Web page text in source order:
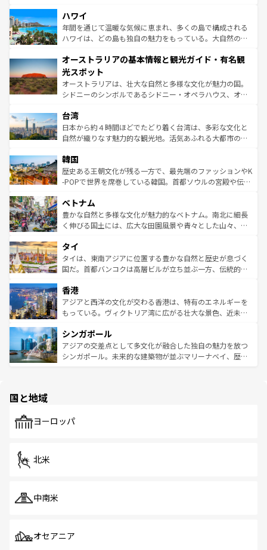
着のスイス情報は
のような巨大都市は、観光、ショッピング、エンターテイ
ンメントが詰まった刺激的なスポットだ。一方、アメリカ
西部には大自然が広がり、グランドキャニオンやイエロー
部のニューオーリンズでは、音楽と美食が融合した独特の
文化が魅力。旅行者はアメリカの各地域で異なる魅力を楽
しみながら、その多様性と豊かな歴史を感じることができ
るだろう。車でのロードトリップや列車の旅も、アメリカ
情報は
ハワイ
年間を通じて温暖な気候に恵まれ、多くの島で構成される
ハワイは、どの島も独自の魅力をもっている。大自然の神
ワイ島は見逃せない。また、定番の観光地といえばオアフ
島だが、静かな自然を求めるならマウイ島やカウアイ島が
おすすめ。エメラルドグリーンに輝く海をはじめ、豊かな
文化や歴史が息づいている。「アロハスピリット」と呼ば
人々、おいしいローカルフードやハワイアンミュージッ
ク、伝統的なフラダンスなど、すべてがハワイの魅力を彩
っている。訪れるたびに新しい発見と感動が待っているハ
はコンテンツ一覧
オーストラリアの基本情報と観光ガイド・有名観
光スポット
オーストラリアは、壮大な自然と多様な文化が魅力の国。
シドニーのシンボルであるシドニー・オペラハウス、オー
リアリーフや大陸中央部にそびえるウルル（エアーズロッ
ク）、タスマニアの美しい原生林やケアンズの熱帯雨林な
ど、見どころがたくさん。また、カフェやワイン、オージ
いる。アクティビティも充実しており、サーフィンやダイ
ビング、ハイキングなど、アウトドア好きにはたまらな
い。オーストラリアの多彩な魅力を存分に味わいつくそ
参照してほしい。
台湾
日本から約４時間ほどでたどり着く台湾は、多彩な文化と
自然が織りなす魅力的な観光地。活気あふれる大都市の台
ン）、静ひつな山岳地帯である台湾東部など、都市の喧騒
と山間の静けさが共存しており、訪れる人に新しい発見と
驚きをもたらしてくれる。また、奥深い台湾の食文化も魅
容にもいいと評判のスイーツなど、バラエティ豊かな料理
が味わえる。 なお、新着の台湾情報は コンテンツ一覧を参
照してほしい。
韓国
歴史ある王朝文化が残る一方で、最先端のファッションやK
-POPで世界を席巻している韓国。首都ソウルの宮殿や伝統
き、地方に足を延ばせば四季折々の自然美を楽しむことが
できる。そして、キムチや焼肉、絶品のストリートフード
まで、さまざまな韓国料理が待っている。夜には、韓国な
リティに包まれながら、韓国の多彩な魅力を心ゆくまで味
わってみてほしい。 なお、新着の韓国情報はコンテンツ一
覧を参照してほしい。
ベトナム
豊かな自然と多様な文化が魅力的なベトナム。南北に細長
く伸びる国土には、広大な田園風景や青々とした山々、世
急速な発展と共に伝統が息づく。ハノイの古い町並みやホ
ーチミン市のフランス統治時代の建物も、独特の雰囲気を
醸し出している。また、バラエティの豊かさとおいしさで
とつ。フォーやバインミー、ベトナムコーヒーなどは、ぜ
ひ現地で味わいたい。どの地域を訪れてもあたたかい人々
が旅行者を迎えてくれるので、きっと忘れられない旅にな
参照してほしい。
タイ
タイは、東南アジアに位置する豊かな自然と歴史が息づく
国だ。首都バンコクは高層ビルが立ち並ぶ一方、伝統的な
の活気が交差している。北部ではチェンマイなどの山岳地
帯で自然と触れ合い、南部ではプーケットやクラビの美し
いビーチでリゾート気分を楽しむことができる。タイ料理
激する。気候は一年中温暖で、どの季節にも異なる楽しみ
が待っている。親しみやすいタイの人々、仏教を中心とし
た文化、そして多様な観光資源が、訪れる旅人を魅了し続
香港
アジアと西洋の文化が交わる香港は、特有のエネルギーを
もっている。ヴィクトリア湾に広がる壮大な景色、近未来
み、どこを訪れても感動するはず。観光スポットが密集し
ており、効率よく見どころを回れるのも魅力。息をのむよ
うな絶景から文化的な体験まで、香港を存分に楽しみ尽く
シンガポール
アジアの交差点として多文化が融合した独自の魅力を放つ
シンガポール。未来的な建築物が並ぶマリーナベイ、歴史
で、ホーカーズは地元の風情を楽しめる外せないスポット
国と地域
ヨーロッパ
北米
中南米
オセアニア